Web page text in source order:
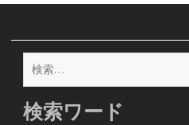
検
索:
検索ワード